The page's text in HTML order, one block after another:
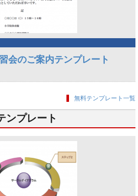
会のご案内テンプレート
無料テンプレート一覧
ンプレート